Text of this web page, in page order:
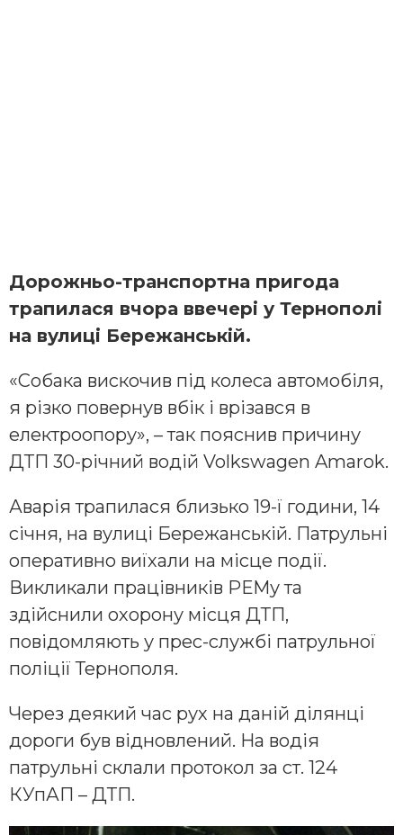
Дорожньо-транспортна пригода
трапилася вчора ввечері у Тернополі
на вулиці Бережанській.
«Собака вискочив під колеса автомобіля,
я різко повернув вбік і врізався в
електроопору», – так пояснив причину
ДТП 30-річний водій Volkswagen Amarok.
Аварія трапилася близько 19-ї години, 14
січня, на вулиці Бережанській. Патрульні
оперативно виїхали на місце події.
Викликали працівників РЕМу та
здійснили охорону місця ДТП,
повідомляють у прес-службі патрульної
поліції Тернополя.
Через деякий час рух на даній ділянці
дороги був відновлений. На водія
патрульні склали протокол за ст. 124
КУпАП – ДТП.